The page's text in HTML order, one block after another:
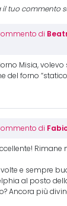
il tuo commento
di
Misia,
del forno
di
Rimane
volte e sempre
al posto
Ancora più